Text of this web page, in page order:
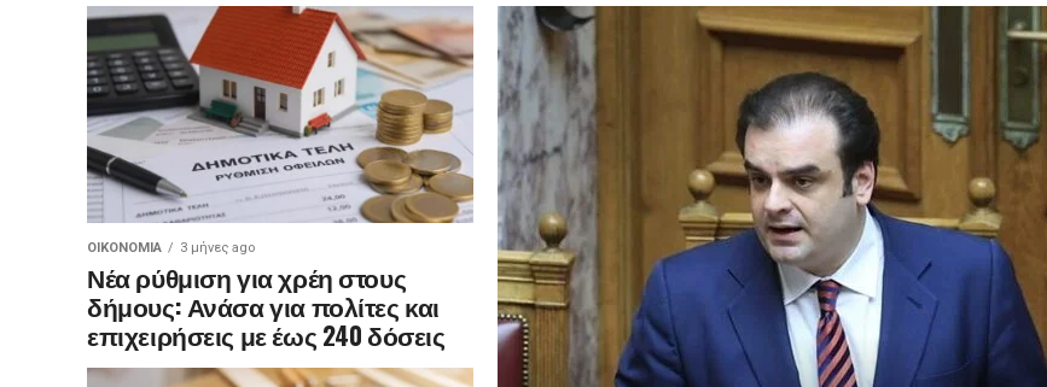
ΟΙΚΟΝΟΜΊΑ 3 μήνες ago
Νέα ρύθμιση για χρέη στους
δήμους: Ανάσα για πολίτες και
επιχειρήσεις με έως 240 δόσεις